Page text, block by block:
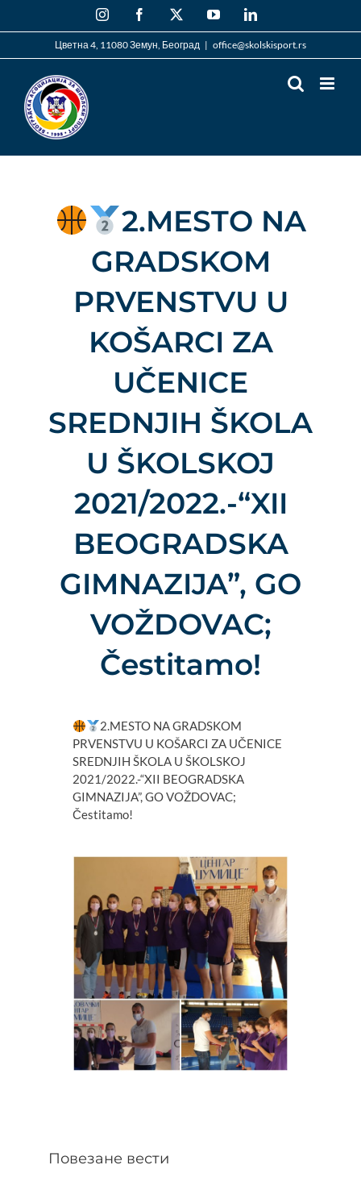
InstagramFacebook YouTubeLinkedIn
Цветна 4, 11080 Земун, Београд | office@skolskisport.rs
2.MESTO NA
GRADSKOM
PRVENSTVU U
KOŠARCI ZA
UČENICE
SREDNJIH ŠKOLA
U ŠKOLSKOJ
2021/2022.-“XII
BEOGRADSKA
GIMNAZIJA”, GO
VOŽDOVAC;
Čestitamo!
2.MESTO NA GRADSKOM
PRVENSTVU U KOŠARCI ZA UČENICE
SREDNJIH ŠKOLA U ŠKOLSKOJ
2021/2022.-“XII BEOGRADSKA
GIMNAZIJA”, GO VOŽDOVAC;
Čestitamo!
Повезане вести